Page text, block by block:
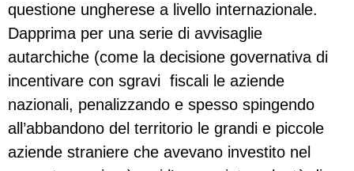
questione ungherese a livello internazionale.
Dapprima per una serie di avvisaglie
autarchiche (come la decisione governativa di
incentivare con sgravi fiscali le aziende
nazionali, penalizzando e spesso spingendo
all’abbandono del territorio le grandi e piccole
aziende straniere che avevano investito nel